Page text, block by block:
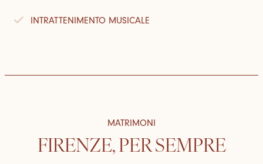
INTRATTENIMENTO MUSICALE
MATRIMONI
FIRENZE, PER SEMPRE